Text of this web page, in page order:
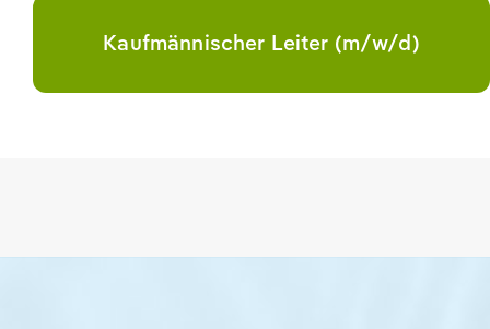
Kaufmännischer Leiter (m/w/d)